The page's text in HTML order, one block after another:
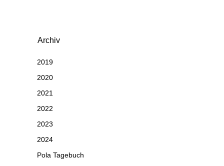
Archiv
2019
2020
2021
2022
2023
2024
Pola Tagebuch